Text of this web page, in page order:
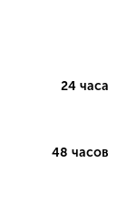
24 часа
48 часов